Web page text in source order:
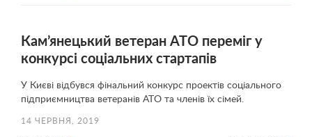
Кам’янецький ветеран АТО переміг у
конкурсі соціальних стартапів
У Києві відбувся фінальний конкурс проектів соціального
підприємництва ветеранів АТО та членів їх сімей.
14 ЧЕРВНЯ, 2019